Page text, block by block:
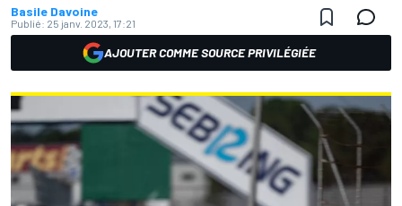
Basile Davoine
Publié: 25 janv. 2023, 17:21
AJOUTER COMME SOURCE PRIVILÉGIÉE